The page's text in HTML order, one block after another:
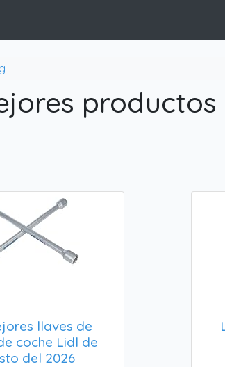
llaves de
coche Lidl de
del 2026